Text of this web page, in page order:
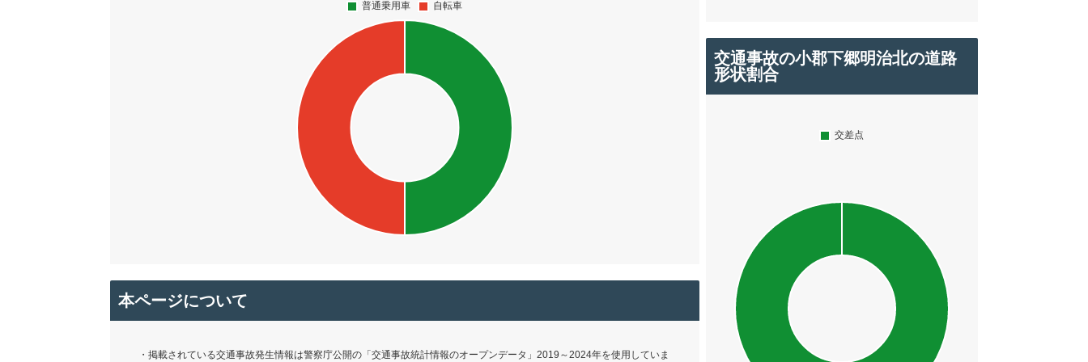
本ページについて
・掲載されている交通事故発生情報は警察庁公開の「交通事故統計情報のオープンデータ」2019～2024年を使用していま
交通事故の小郡下郷明治北の道路
形状割合